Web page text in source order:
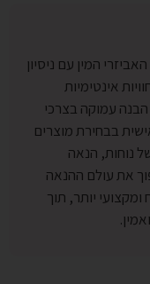
המין עם ניסיון
אינטימיות
עמוקה בצרכי
בבחירת מוצרים
נוחות, הנאה
את עולם ההנאה
ומקצועי יותר, תוך